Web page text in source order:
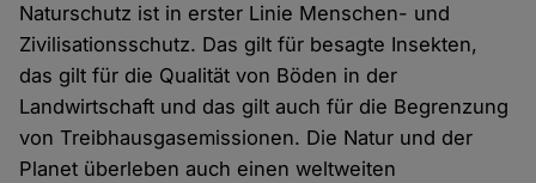
Naturschutz ist in erster Linie Menschen- und
Zivilisationsschutz. Das gilt für besagte Insekten,
das gilt für die Qualität von Böden in der
Landwirtschaft und das gilt auch für die Begrenzung
von Treibhausgasemissionen. Die Natur und der
Planet überleben auch einen weltweiten